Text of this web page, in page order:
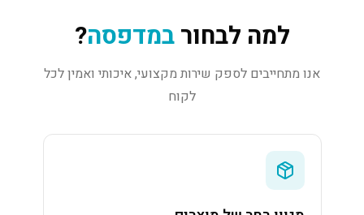
למה לבחורבמדפסה?
אנו מתחייבים לספק שירות מקצועי, איכותי ואמין לכל
לקוח